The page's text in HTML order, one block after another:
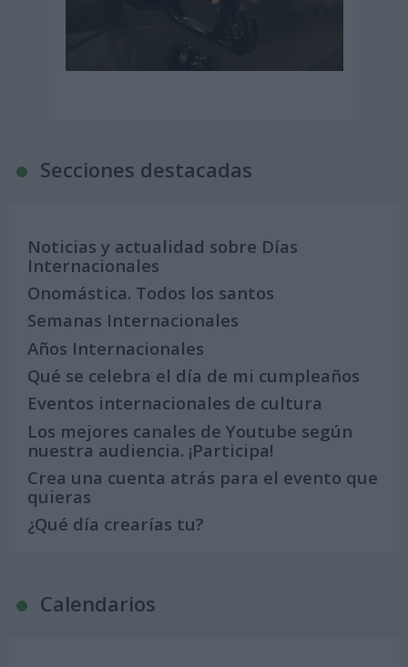
Secciones destacadas
Noticias y actualidad sobre Días
Internacionales
Onomástica. Todos los santos
Semanas Internacionales
Años Internacionales
Qué se celebra el día de mi cumpleaños
Eventos internacionales de cultura
Los mejores canales de Youtube según
nuestra audiencia. ¡Participa!
Crea una cuenta atrás para el evento que
quieras
¿Qué día crearías tu?
Calendarios